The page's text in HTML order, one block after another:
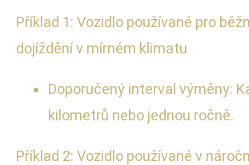
Příklad 1: Vozidlo používané pro
dojíždění v mírném klimatu
Doporučený interval výměny:
kilometrů nebo jednou ročně.
Příklad 2: Vozidlo používané v